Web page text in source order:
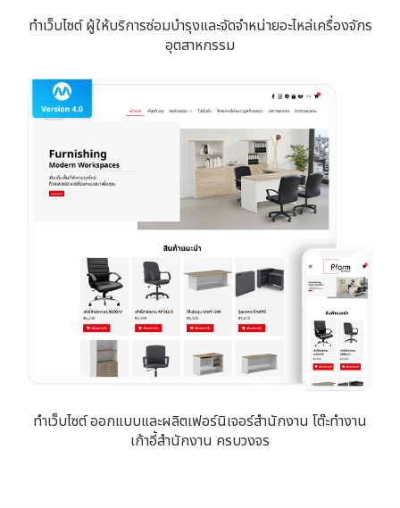
ทำเว็บไซต์ ผู้ให้บริการซ่อมบำรุงและจัดจำหน่ายอะไหล่เครื่องจักร
อุตสาหกรรม
ทำเว็บไซต์ ออกแบบและผลิตเฟอร์นิเจอร์สำนักงาน โต๊ะทำงาน
เก้าอี้สำนักงาน ครบวงจร